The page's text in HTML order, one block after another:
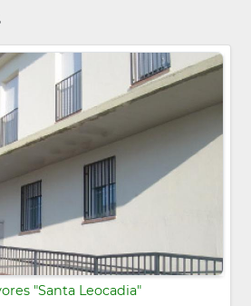
"Santa Leocadia"